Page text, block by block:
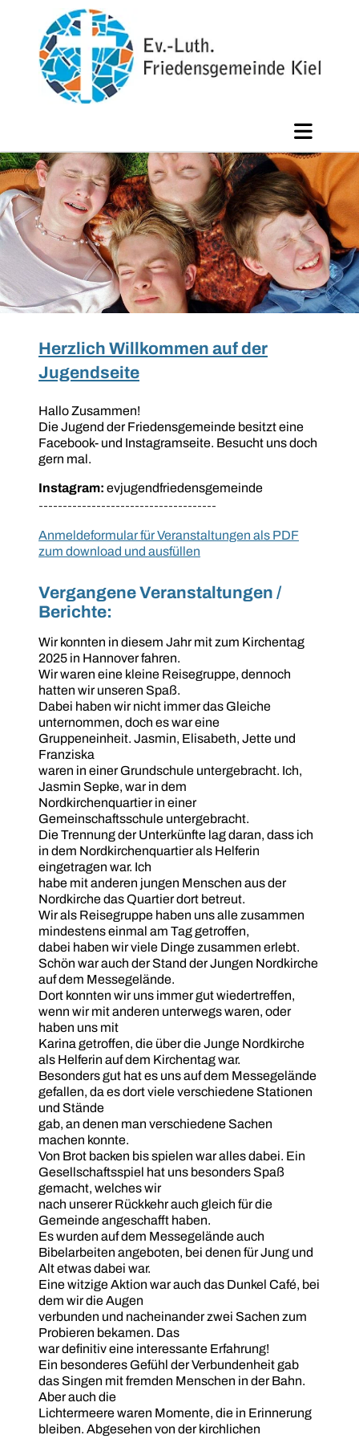
Herzlich Willkommen auf der
Jugendseite
Hallo Zusammen!
Die Jugend der Friedensgemeinde besitzt eine
Facebook- und Instagramseite. Besucht uns doch
gern mal.
Instagram: evjugendfriedensgemeinde
-------------------------------------
Anmeldeformular für Veranstaltungen als PDF
zum download und ausfüllen
Vergangene Veranstaltungen /
Berichte:
Wir konnten in diesem Jahr mit zum Kirchentag
2025 in Hannover fahren.
Wir waren eine kleine Reisegruppe, dennoch
hatten wir unseren Spaß.
Dabei haben wir nicht immer das Gleiche
unternommen, doch es war eine
Gruppeneinheit. Jasmin, Elisabeth, Jette und
Franziska
waren in einer Grundschule untergebracht. Ich,
Jasmin Sepke, war in dem
Nordkirchenquartier in einer
Gemeinschaftsschule untergebracht.
Die Trennung der Unterkünfte lag daran, dass ich
in dem Nordkirchenquartier als Helferin
eingetragen war. Ich
habe mit anderen jungen Menschen aus der
Nordkirche das Quartier dort betreut.
Wir als Reisegruppe haben uns alle zusammen
mindestens einmal am Tag getroffen,
dabei haben wir viele Dinge zusammen erlebt.
Schön war auch der Stand der Jungen Nordkirche
auf dem Messegelände.
Dort konnten wir uns immer gut wiedertreffen,
wenn wir mit anderen unterwegs waren, oder
haben uns mit
Karina getroffen, die über die Junge Nordkirche
als Helferin auf dem Kirchentag war.
Besonders gut hat es uns auf dem Messegelände
gefallen, da es dort viele verschiedene Stationen
und Stände
gab, an denen man verschiedene Sachen
machen konnte.
Von Brot backen bis spielen war alles dabei. Ein
Gesellschaftsspiel hat uns besonders Spaß
gemacht, welches wir
nach unserer Rückkehr auch gleich für die
Gemeinde angeschafft haben.
Es wurden auf dem Messegelände auch
Bibelarbeiten angeboten, bei denen für Jung und
Alt etwas dabei war.
Eine witzige Aktion war auch das Dunkel Café, bei
dem wir die Augen
verbunden und nacheinander zwei Sachen zum
Probieren bekamen. Das
war definitiv eine interessante Erfahrung!
Ein besonderes Gefühl der Verbundenheit gab
das Singen mit fremden Menschen in der Bahn.
Aber auch die
Lichtermeere waren Momente, die in Erinnerung
bleiben. Abgesehen von der kirchlichen